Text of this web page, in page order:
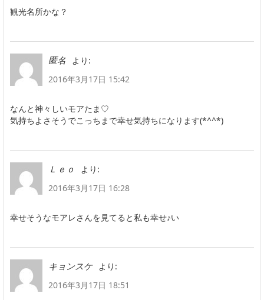
観光名所かな？
匿名
より:
2016年3月17日 15:42
なんと神々しいモアたま♡
気持ちよさそうでこっちまで幸せ気持ちになります(*^^*)
Ｌｅｏ
より:
2016年3月17日 16:28
幸せそうなモアレさんを見てると私も幸せ♪い
キョンスケ
より:
2016年3月17日 18:51